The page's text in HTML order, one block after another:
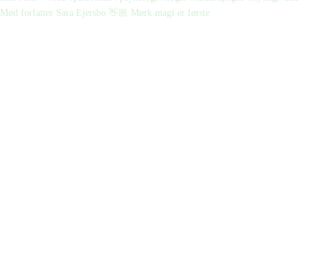
Mød forfatter Sara Ejersbo 👋🏼 Mørk magi er første